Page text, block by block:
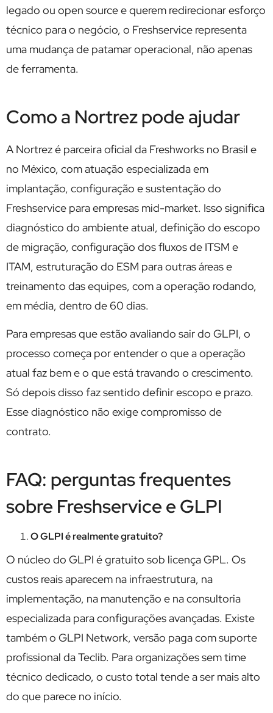
legado ou open source e querem redirecionar esforço
técnico para o negócio, o Freshservice representa
uma mudança de patamar operacional, não apenas
de ferramenta.
Como a Nortrez pode ajudar
A Nortrez é parceira oficial da Freshworks no Brasil e
no México, com atuação especializada em
implantação, configuração e sustentação do
Freshservice para empresas mid-market. Isso significa
diagnóstico do ambiente atual, definição do escopo
de migração, configuração dos fluxos de ITSM e
ITAM, estruturação do ESM para outras áreas e
treinamento das equipes, com a operação rodando,
em média, dentro de 60 dias.
Para empresas que estão avaliando sair do GLPI, o
processo começa por entender o que a operação
atual faz bem e o que está travando o crescimento.
Só depois disso faz sentido definir escopo e prazo.
Esse diagnóstico não exige compromisso de
contrato.
FAQ: perguntas frequentes
sobre Freshservice e GLPI
O GLPI é realmente gratuito?
O núcleo do GLPI é gratuito sob licença GPL. Os
custos reais aparecem na infraestrutura, na
implementação, na manutenção e na consultoria
especializada para configurações avançadas. Existe
também o GLPI Network, versão paga com suporte
profissional da Teclib. Para organizações sem time
técnico dedicado, o custo total tende a ser mais alto
do que parece no início.